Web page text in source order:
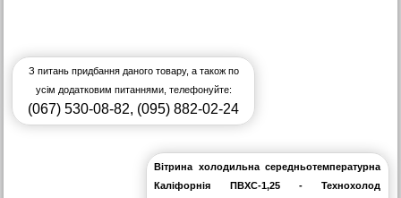
З питань придбання даного товару, а також по
усім додатковим питаннями, телефонуйте:
(067) 530-08-82, (095) 882-02-24
Вітрина холодильна середньотемпературна
Каліфорнія ПВХС-1,25 - Технохолод